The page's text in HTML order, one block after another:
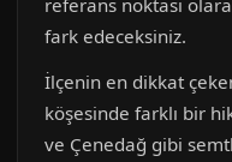
referans noktası
fark edeceksiniz.
İlçenin en dikkat
köşesinde farklı bir
ve Çenedağ gibi